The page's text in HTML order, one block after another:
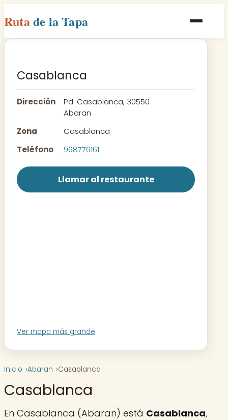
Rutade la Tapa
Inicio
Rutas
Contacto
Casablanca
Dirección
Pd. Casablanca, 30550
Abaran
Zona
Casablanca
Teléfono
968776161
Llamar al restaurante
Ver mapa más grande
Inicio Abaran Casablanca
Casablanca
En Casablanca (Abaran) está Casablanca,